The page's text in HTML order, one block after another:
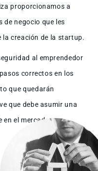
proporcionamos a
de negocio que les
la creación de la startup.
al emprendedor
correctos en los
que quedarán
que debe asumir una
en el mercado.